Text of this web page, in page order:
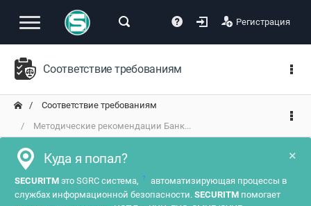
Регистрация
Соответствие требованиям
Соответствие требованиям
Методические рекомендации Банк...
×
Куда я попал?
SECURITM это SGRC система, ?
автоматизирующая процессы в
службах информационной безопасности. SECURITM помогает